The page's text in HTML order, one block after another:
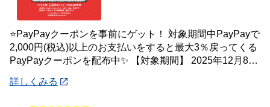
⭐PayPayクーポンを事前にゲット！ 対象期間中PayPayで
2,000円(税込)以上のお支払いをすると最大3％戻ってくる
PayPayクーポンを配布中✨ 【対象期間】 2025年12月8日
詳しくみる